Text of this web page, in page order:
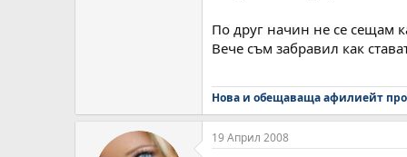
По друг начин не се сещам
Вече съм забравил как
Нова и обещаваща афилиейт
19 Април 2008